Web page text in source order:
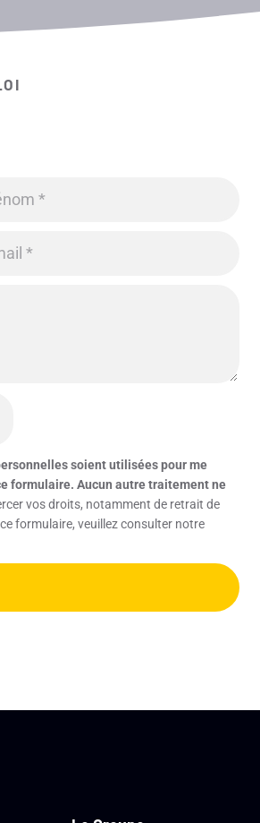
soient utilisées pour me
formulaire. Aucun autre traitement ne
vos droits, notamment de retrait de
formulaire, veuillez consulter notre